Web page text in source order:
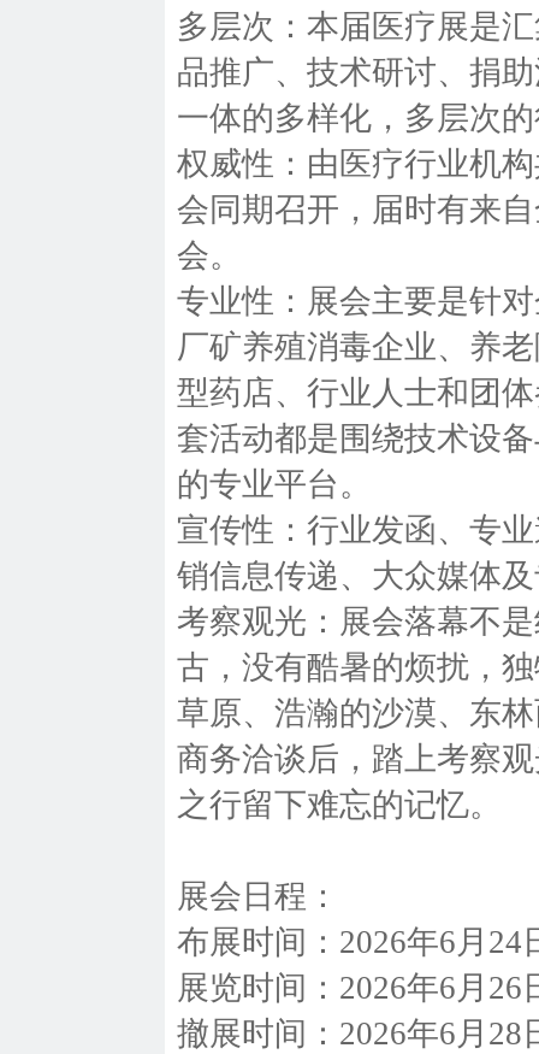
多层次：本届医疗展是
品推广、技术研讨、捐
一体的多样化，多层次
权威性：由医疗行业机
会同期召开，届时有来
会。
专业性：展会主要是针
厂矿养殖消毒企业、养
型药店、行业人士和团
套活动都是围绕技术设
的专业平台。
宣传性：行业发函、专
销信息传递、大众媒体
考察观光：展会落幕不
古，没有酷暑的烦扰，
草原、浩瀚的沙漠、东
商务洽谈后，踏上考察
之行留下难忘的记忆。
展会日程：
布展时间：2026年6月24
展览时间：2026年6月26
撤展时间：2026年6月28